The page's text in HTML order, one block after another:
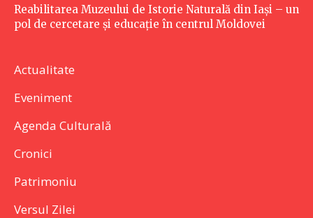
Reabilitarea Muzeului de Istorie Naturală din Iași – un
pol de cercetare și educație în centrul Moldovei
Actualitate
Eveniment
Agenda Culturală
Cronici
Patrimoniu
Versul Zilei